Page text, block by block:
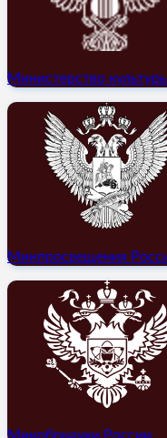
Министерство
Минпросвещения
Минобрнауки России